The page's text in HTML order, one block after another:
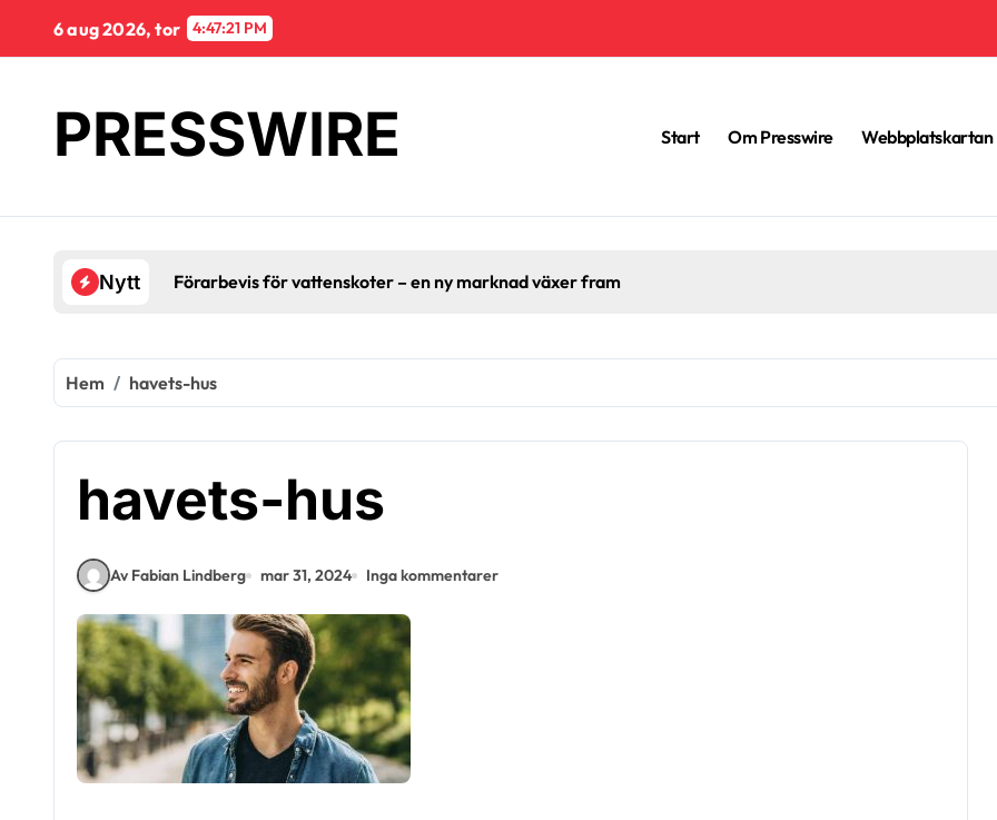
innehåll
6 aug 2026, tor 4:47:22 PM
PRESSWIRE Start Om Presswire Webbplatskartan
Nytt Förarbevis för vattenskoter – en ny marknad växer fram
Hem havets-hus
havets-hus
Av Fabian Lindberg mar 31, 2024 Inga kommentarer